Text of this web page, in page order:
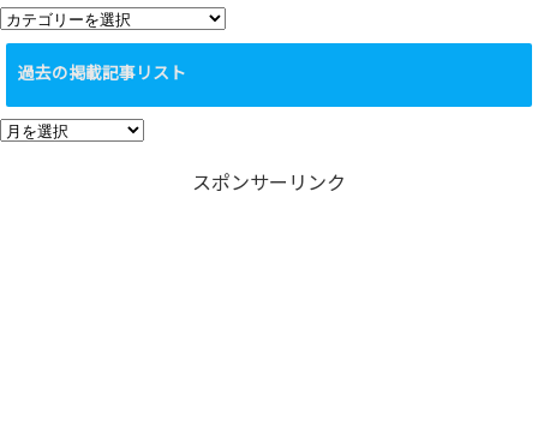
カ
テ
リ
ー
過去の掲載記事リスト
過
スポンサーリンク